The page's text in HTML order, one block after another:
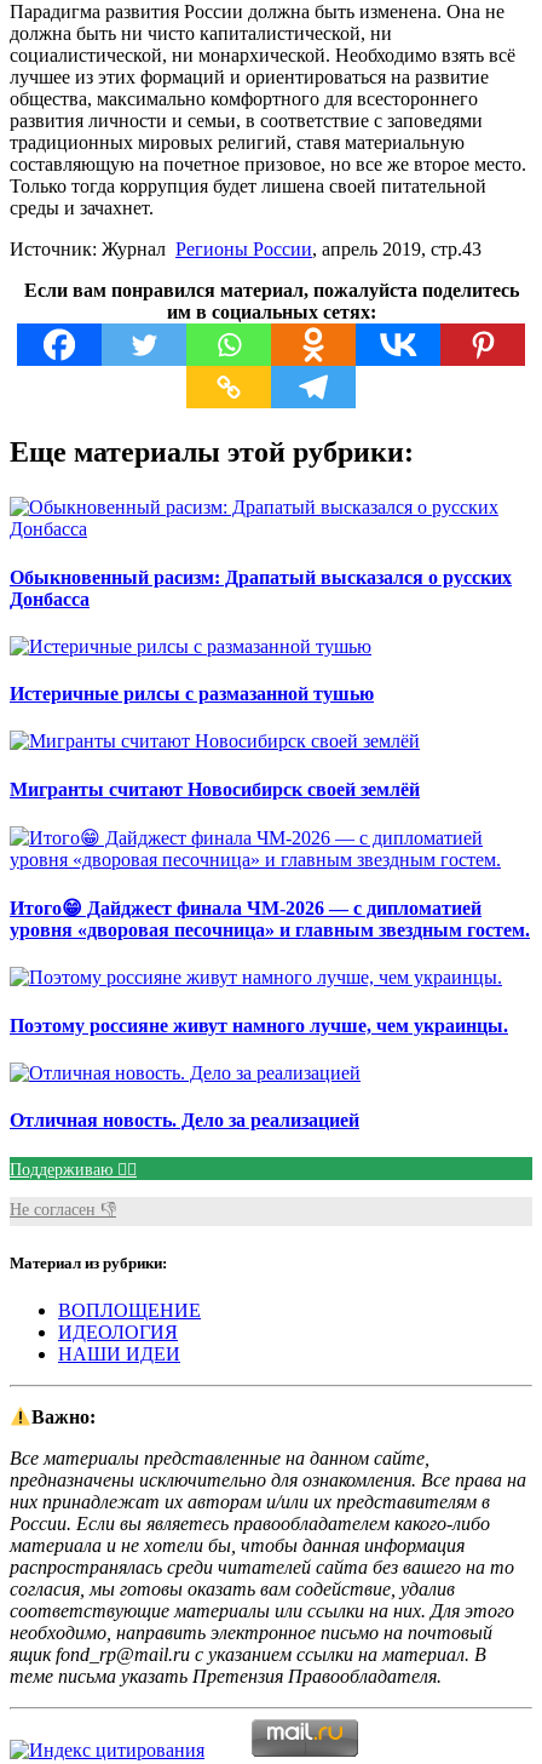
Парадигма развития России должна быть изменена. Она не
должна быть ни чисто капиталистической, ни
социалистической, ни монархической. Необходимо взять всё
лучшее из этих формаций и ориентироваться на развитие
общества, максимально комфортного для всестороннего
развития личности и семьи, в соответствие с заповедями
традиционных мировых религий, ставя материальную
составляющую на почетное призовое, но все же второе место.
Только тогда коррупция будет лишена своей питательной
среды и зачахнет.
Источник: Журнал Регионы России, апрель 2019, стр.43
Если вам понравился материал, пожалуйста поделитесь
им в социальных сетях:
Еще материалы этой рубрики:
Обыкновенный расизм: Драпатый высказался о русских
Донбасса
Истеричные рилсы с размазанной тушью
Мигранты считают Новосибирск своей землёй
Итого😁 Дайджест финала ЧМ-2026 — с дипломатией
уровня «дворовая песочница» и главным звездным гостем.
Поэтому россияне живут намного лучше, чем украинцы.
Отличная новость. Дело за реализацией
Поддерживаю 👍🏻
Не согласен 👎
Материал из рубрики:
ВОПЛОЩЕНИЕ
ИДЕОЛОГИЯ
НАШИ ИДЕИ
Важно:
Все материалы представленные на данном сайте,
предназначены исключительно для ознакомления. Все права на
них принадлежат их авторам и/или их представителям в
России. Если вы являетесь правообладателем какого-либо
материала и не хотели бы, чтобы данная информация
распространялась среди читателей сайта без вашего на то
согласия, мы готовы оказать вам содействие, удалив
соответствующие материалы или ссылки на них. Для этого
необходимо, направить электронное письмо на почтовый
ящик fond_rp@mail.ru с указанием ссылки на материал. В
теме письма указать Претензия Правообладателя.